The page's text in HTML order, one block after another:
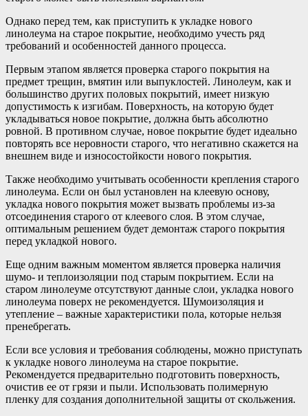
Однако перед тем, как приступить к укладке нового
линолеума на старое покрытие, необходимо учесть ряд
требований и особенностей данного процесса.
Первым этапом является проверка старого покрытия на
предмет трещин, вмятин или выпуклостей. Линолеум, как и
большинство других половых покрытий, имеет низкую
допустимость к изгибам. Поверхность, на которую будет
укладываться новое покрытие, должна быть абсолютно
ровной. В противном случае, новое покрытие будет идеально
повторять все неровности старого, что негативно скажется на
внешнем виде и износостойкости нового покрытия.
Также необходимо учитывать особенности крепления старого
линолеума. Если он был установлен на клеевую основу,
укладка нового покрытия может вызвать проблемы из-за
отсоединения старого от клеевого слоя. В этом случае,
оптимальным решением будет демонтаж старого покрытия
перед укладкой нового.
Еще одним важным моментом является проверка наличия
шумо- и теплоизоляции под старым покрытием. Если на
старом линолеуме отсутствуют данные слои, укладка нового
линолеума поверх не рекомендуется. Шумоизоляция и
утепление – важные характеристики пола, которые нельзя
пренебрегать.
Если все условия и требования соблюдены, можно приступать
к укладке нового линолеума на старое покрытие.
Рекомендуется предварительно подготовить поверхность,
очистив ее от грязи и пыли. Использовать полимерную
пленку для создания дополнительной защиты от скольжения.